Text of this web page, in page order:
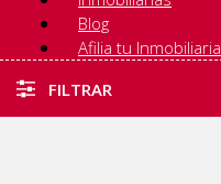
Blog
Afilia tu Inmobiliaria
FILTRAR